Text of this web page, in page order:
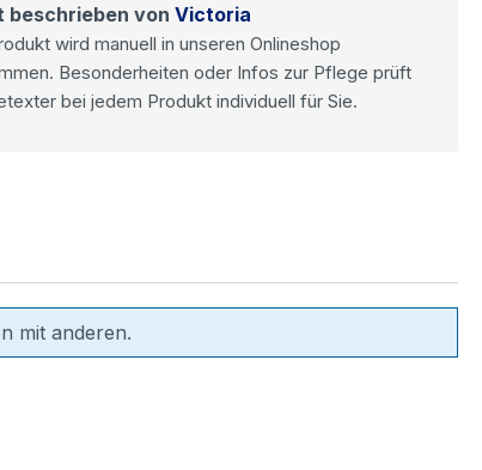
beschrieben von Victoria
wird manuell in unseren Onlineshop
Besonderheiten oder Infos zur Pflege prüft
bei jedem Produkt individuell für Sie.
mit anderen.